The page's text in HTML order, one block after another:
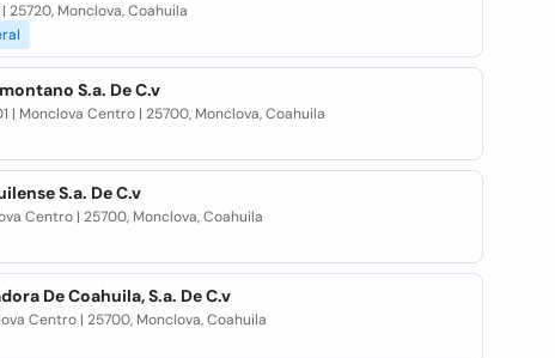
25720, Monclova, Coahuila
S.a. De C.v
| Monclova Centro | 25700, Monclova, Coahuila
S.a. De C.v
Centro | 25700, Monclova, Coahuila
De Coahuila, S.a. De C.v
Centro | 25700, Monclova, Coahuila